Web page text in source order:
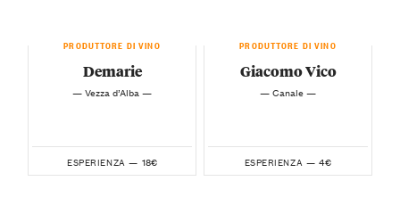
PRODUTTORE DI VINO
Demarie
— Vezza d’Alba —
ESPERIENZA — 18€
PRODUTTORE DI VINO
Giacomo Vico
— Canale —
ESPERIENZA — 4€